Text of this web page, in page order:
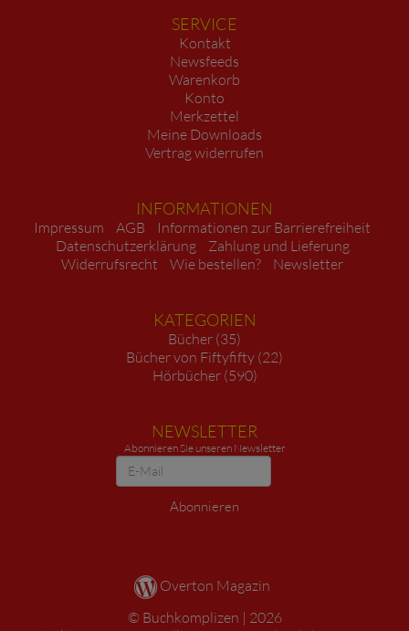
SERVICE
Kontakt
Newsfeeds
Warenkorb
Konto
Merkzettel
Meine Downloads
Vertrag widerrufen
INFORMATIONEN
Impressum AGB
Informationen zur Barrierefreiheit
Datenschutzerklärung
Zahlung und Lieferung
Widerrufsrecht
Wie bestellen? Newsletter
KATEGORIEN
Bücher (35)
Bücher von Fiftyfifty (22)
Hörbücher (590)
NEWSLETTER
Abonnieren Sie unseren Newsletter
Newsletter
Abonnieren
Overton Magazin
Buchkomplizen
2026